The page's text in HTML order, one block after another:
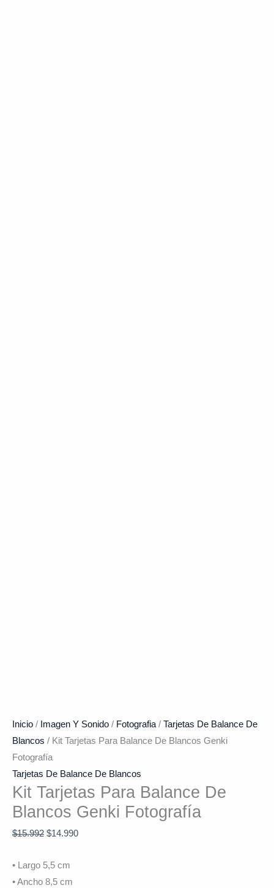
Inicio / Imagen Y Sonido / Fotografia/ Tarjetas De Balance De
Blancos / Kit Tarjetas Para Balance De Blancos Genki
Fotografía
Tarjetas De Balance De Blancos
Kit Tarjetas Para Balance De
Blancos Genki Fotografía
$15.992 $14.990
• Largo 5,5 cm
• Ancho 8,5 cm